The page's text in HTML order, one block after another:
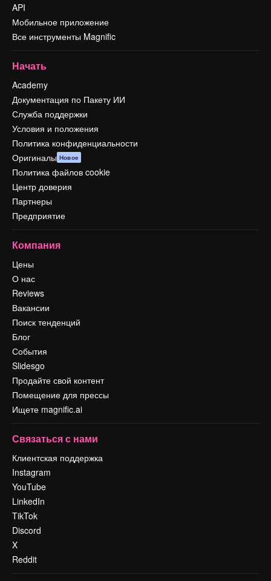
API
Мобильное приложение
Все инструменты Magnific
Начать
Academy
Документация по Пакету ИИ
Служба поддержки
Условия и положения
Политика конфиденциальности
Оригиналы Новое
Политика файлов cookie
Центр доверия
Партнеры
Предприятие
Компания
Цены
О нас
Reviews
Вакансии
Поиск тенденций
Блог
События
Slidesgo
Продайте свой контент
Помещение для прессы
Ищете magnific.ai
Связаться с нами
Клиентская поддержка
Instagram
YouTube
LinkedIn
TikTok
Discord
X
Reddit